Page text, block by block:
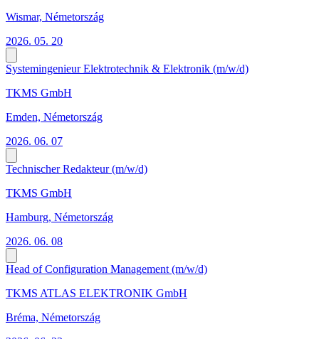
Wismar, Németország
2026. 05. 20
Systemingenieur Elektrotechnik & Elektronik (m/w/d)
TKMS GmbH
Emden, Németország
2026. 06. 07
Technischer Redakteur (m/w/d)
TKMS GmbH
Hamburg, Németország
2026. 06. 08
Head of Configuration Management (m/w/d)
TKMS ATLAS ELEKTRONIK GmbH
Bréma, Németország